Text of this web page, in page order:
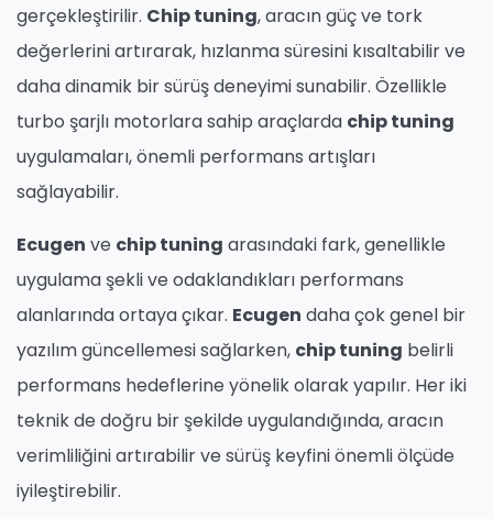
gerçekleştirilir. Chip tuning, aracın güç ve tork
değerlerini artırarak, hızlanma süresini kısaltabilir ve
daha dinamik bir sürüş deneyimi sunabilir. Özellikle
turbo şarjlı motorlara sahip araçlarda chip tuning
uygulamaları, önemli performans artışları
sağlayabilir.
Ecugen ve chip tuning arasındaki fark, genellikle
uygulama şekli ve odaklandıkları performans
alanlarında ortaya çıkar. Ecugen daha çok genel bir
yazılım güncellemesi sağlarken, chip tuning belirli
performans hedeflerine yönelik olarak yapılır. Her iki
teknik de doğru bir şekilde uygulandığında, aracın
verimliliğini artırabilir ve sürüş keyfini önemli ölçüde
iyileştirebilir.